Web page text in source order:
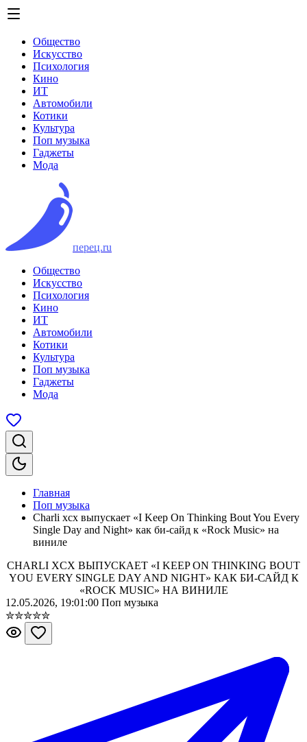
Общество
Искусство
Психология
Кино
ИТ
Автомобили
Котики
Культура
Поп музыка
Гаджеты
Мода
перец.ru
Общество
Искусство
Психология
Кино
ИТ
Автомобили
Котики
Культура
Поп музыка
Гаджеты
Мода
Главная
Поп музыка
Charli xcx выпускает «I Keep On Thinking Bout You Every
Single Day and Night» как би-сайд к «Rock Music» на
виниле
CHARLI XCX ВЫПУСКАЕТ «I KEEP ON THINKING BOUT
YOU EVERY SINGLE DAY AND NIGHT» КАК БИ-САЙД К
«ROCK MUSIC» НА ВИНИЛЕ
12.05.2026, 19:01:00 Поп музыка
✮✮✮✮✮